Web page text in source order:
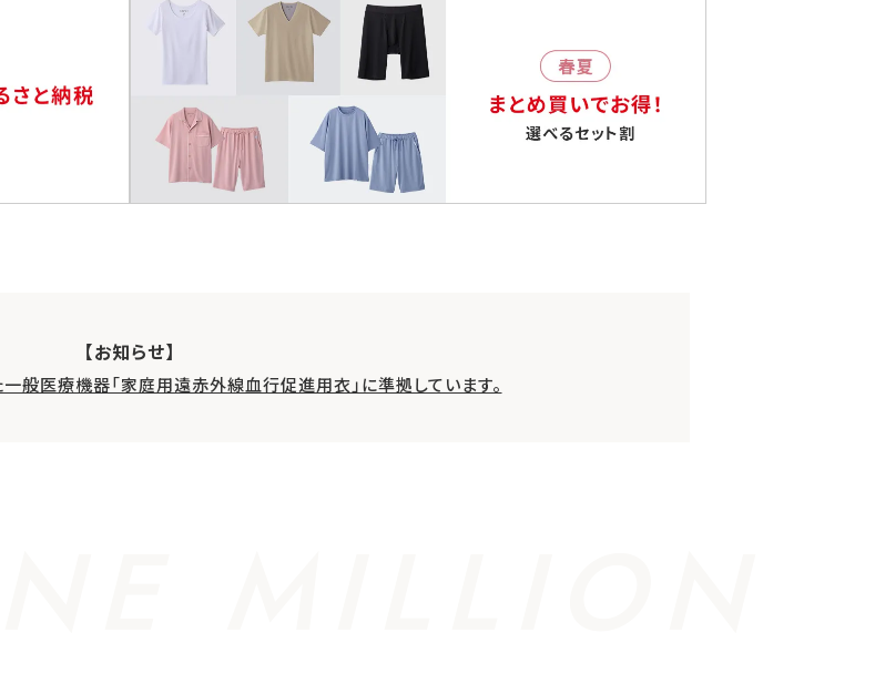
【お知らせ】
般医療機器「家庭用遠赤外線血行促進用衣」に準拠しています。